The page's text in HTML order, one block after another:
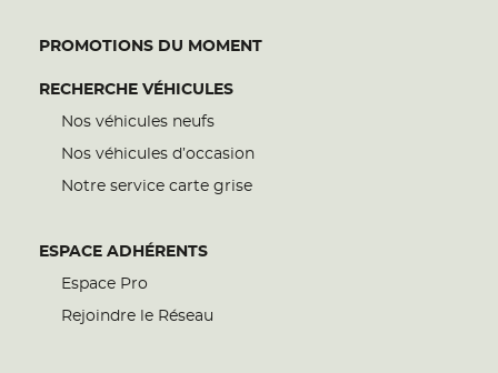
PROMOTIONS DU MOMENT
RECHERCHE VÉHICULES
Nos véhicules neufs
Nos véhicules d’occasion
Notre service carte grise
ESPACE ADHÉRENTS
Espace Pro
Rejoindre le Réseau